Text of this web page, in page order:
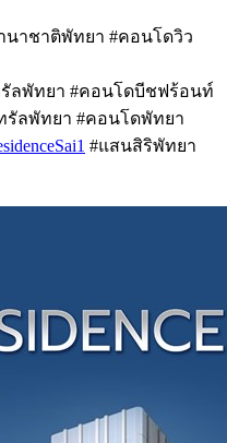
าชาติพัทยา #คอนโดวิว
ลพัทยา #คอนโดบีชฟร้อนท์
รัลพัทยา #คอนโดพัทยา
#แสนสิริพัทยา